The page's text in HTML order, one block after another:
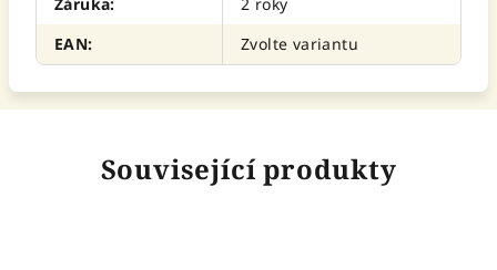
EAN: Zvolte variantu
Související produkty